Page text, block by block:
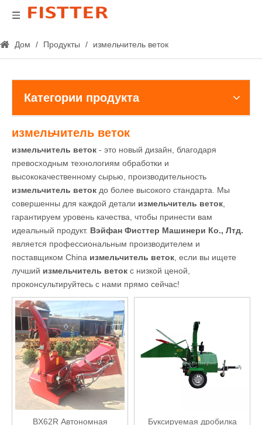
Дом / Продукты / измельчитель веток
Категории продукта
измельчитель веток
измельчитель веток - это новый дизайн, благодаря
превосходным технологиям обработки и
высококачественному сырью, производительность
измельчитель веток до более высокого стандарта. Мы
совершенны для каждой детали измельчитель веток
гарантируем уровень качества, чтобы принести вам
идеальный продукт. Вэйфан Фисттер Машинери Ко., Лтд.
является профессиональным производителем и
поставщиком China измельчитель веток , если вы ищете
лучший измельчитель веток с низкой ценой,
проконсультируйтесь с нами прямо сейчас!
BX62R Автономная
Буксируемая дробилка